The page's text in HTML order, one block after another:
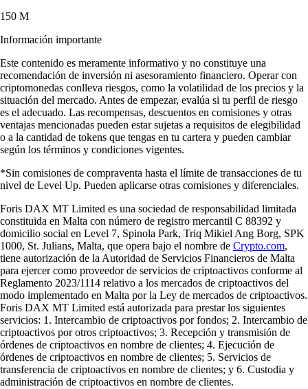
150 M
Información importante
Este contenido es meramente informativo y no constituye una
recomendación de inversión ni asesoramiento financiero. Operar con
criptomonedas conlleva riesgos, como la volatilidad de los precios y la
situación del mercado. Antes de empezar, evalúa si tu perfil de riesgo
es el adecuado. Las recompensas, descuentos en comisiones y otras
ventajas mencionadas pueden estar sujetas a requisitos de elegibilidad
o a la cantidad de tokens que tengas en tu cartera y pueden cambiar
según los términos y condiciones vigentes.
*Sin comisiones de compraventa hasta el límite de transacciones de tu
nivel de Level Up. Pueden aplicarse otras comisiones y diferenciales.
Foris DAX MT Limited es una sociedad de responsabilidad limitada
constituida en Malta con número de registro mercantil C 88392 y
domicilio social en Level 7, Spinola Park, Triq Mikiel Ang Borg, SPK
1000, St. Julians, Malta, que opera bajo el nombre de Crypto.com,
tiene autorización de la Autoridad de Servicios Financieros de Malta
para ejercer como proveedor de servicios de criptoactivos conforme al
Reglamento 2023/1114 relativo a los mercados de criptoactivos del
modo implementado en Malta por la Ley de mercados de criptoactivos.
Foris DAX MT Limited está autorizada para prestar los siguientes
servicios: 1. Intercambio de criptoactivos por fondos; 2. Intercambio de
criptoactivos por otros criptoactivos; 3. Recepción y transmisión de
órdenes de criptoactivos en nombre de clientes; 4. Ejecución de
órdenes de criptoactivos en nombre de clientes; 5. Servicios de
transferencia de criptoactivos en nombre de clientes; y 6. Custodia y
administración de criptoactivos en nombre de clientes.